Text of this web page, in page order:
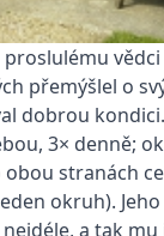
proslulému
přemýšlel o
dobrou
3× denně;
stranách
okruh).
a tak